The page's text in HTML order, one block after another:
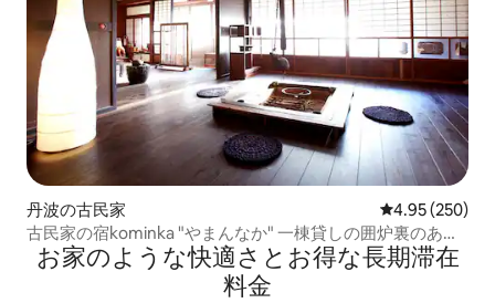
丹波の古民家 レビュー250
4.95 (250)
古民家の宿kominka "やまんなか" 一棟貸しの囲炉裏のある
静かなお宿 朝食付き
お家のような快⁠適⁠さ⁠とお⁠得⁠な長⁠期⁠滞⁠在
料⁠金